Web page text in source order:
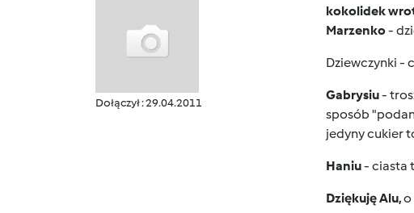
Dołączył : 29.04.2011
kokolidek
Marzenko-
Dziewczynki -
Gabrysiu-
sposób
jedyny cukier
Haniu- ciasta
Dziękuję Alu,o